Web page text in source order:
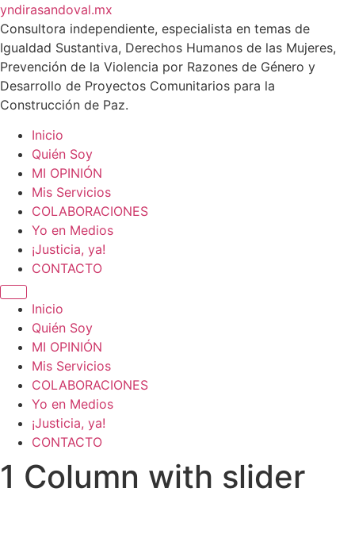
Ir
al
contenido
yndirasandoval.mx
Consultora independiente, especialista en temas de
Igualdad Sustantiva, Derechos Humanos de las Mujeres,
Prevención de la Violencia por Razones de Género y
Desarrollo de Proyectos Comunitarios para la
Construcción de Paz.
Inicio
Quién Soy
MI OPINIÓN
Mis Servicios
COLABORACIONES
Yo en Medios
¡Justicia, ya!
CONTACTO
Inicio
Quién Soy
MI OPINIÓN
Mis Servicios
COLABORACIONES
Yo en Medios
¡Justicia, ya!
CONTACTO
1 Column with slider